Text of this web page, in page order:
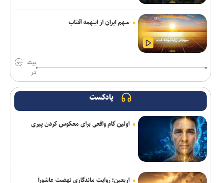
شود
برتری استقلال مقابل همنام اهوازی در دیدار تدارکاتی
مدیرعامل پرسپولیس سفیر افتخاری چوگان شد
دنیامالی: امنیت آذربایجان، امنیت ایران است/ تفاهم نامه ای میان
وزاری ورزش دو کشور به امضا خواهد رسید
اضافه شدن بازیکنان امید پرسپولیس به تمرینات تیم بزرگسالان
دانایی دوباره خیبری شد
پزشکیان: مدیریت کردن با وجود صداهای تفرقه‌انگیز کار خداست/
سایپا واگذار می شود
تهیدست به صنعت نفت پیوست
سهم ایران از اینهمه آفتاب
بیش
تر
پادکست
اولین گام واقعی برای معکوس کردن پیری
اربعین؛ روایت ماندگاری نهضت عاشورا